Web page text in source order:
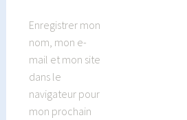
Enregistrer mon
nom, mon e-
mail et mon site
dans le
navigateur pour
mon prochain